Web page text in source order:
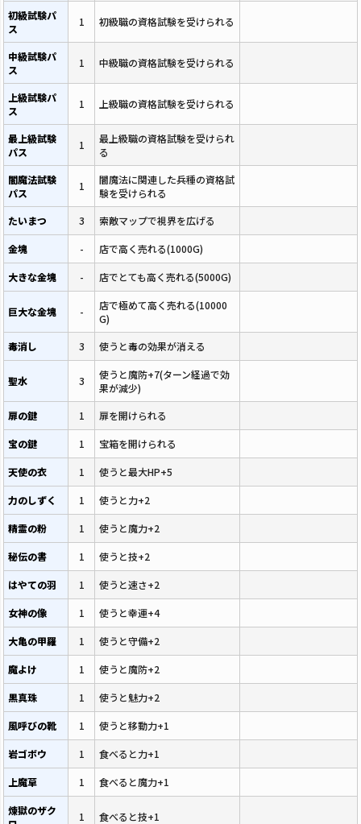
初級試験パ
ス
1 初級職の資格試験を受けられる
中級試験パ
ス
1 中級職の資格試験を受けられる
上級試験パ
ス
1 上級職の資格試験を受けられる
最上級試験
パス
1
最上級職の資格試験を受けられ
る
闇魔法試験
パス
1
闇魔法に関連した兵種の資格試
験を受けられる
たいまつ
3 索敵マップで視界を広げる
金塊 - 店で高く売れる(1000G)
大きな金塊 - 店でとても高く売れる(5000G)
巨大な金塊 -
店で極めて高く売れる(10000
G)
毒消し
3 使うと毒の効果が消える
聖水 3
使うと魔防+7(ターン経過で効
果が減少)
扉の鍵
1 扉を開けられる
宝の鍵 1 宝箱を開けられる
天使の衣 1 使うと最大HP+5
力のしずく 1 使うと力+2
精霊の粉 1 使うと魔力+2
秘伝の書 1 使うと技+2
はやての羽 1 使うと速さ+2
女神の像 1 使うと幸運+4
大亀の甲羅 1 使うと守備+2
魔よけ 1 使うと魔防+2
黒真珠 1 使うと魅力+2
風呼びの靴 1 使うと移動力+1
岩ゴボウ 1 食べると力+1
上魔草 1 食べると魔力+1
煉獄のザク
1 食べると技+1